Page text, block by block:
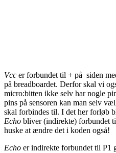
Vcc er forbundet til + på siden
på breadboardet. Derfor skal vi
micro:bitten ikke selv har nogle
pins på sensoren kan man selv
skal forbindes til. I det her forløb
Echo bliver (indirekte) forbundet
huske at ændre det i koden også!
Echo er indirekte forbundet til P1